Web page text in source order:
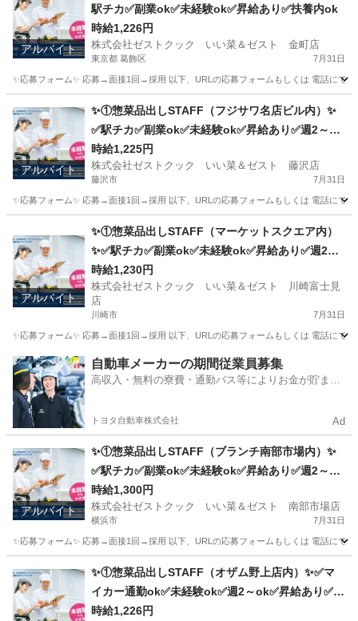
アルバイト
駅チカ✅副業ok✅未経験ok✅昇給あり✅扶養内ok
時給1,226円
株式会社ゼストクック いい菜＆ゼスト 金町店
東京都 葛飾区 7月31日
✨応募フォーム✨ 応募→面接1回→採用 以下、URLの応募フォームもしくは 電話にて
キッチン スタッフ
アルバイト
✨①惣菜品出しSTAFF（フジサワ名店ビル内）✨
✅駅チカ✅副業ok✅未経験ok✅昇給あり✅週2～ok
✅扶養内ok
時給1,225円
株式会社ゼストクック いい菜＆ゼスト 藤沢店
藤沢市 7月31日
✨応募フォーム✨ 応募→面接1回→採用 以下、URLの応募フォームもしくは 電話にて
キッチン
アルバイト
✨①惣菜品出しSTAFF（マーケットスクエア内）
✨✅駅チカ✅副業ok✅未経験ok✅昇給あり✅週2～
ok✅扶養内ok
時給1,230円
株式会社ゼストクック いい菜＆ゼスト 川崎富士見
店
川崎市 7月31日
✨応募フォーム✨ 応募→面接1回→採用 以下、URLの応募フォームもしくは 電話にて
神奈川 川崎市 キッチン スタッフ
自動車メーカーの期間従業員募集
高収入・無料の寮費・通勤バス等によりお金が貯まり
トヨタ自動車株式会社 Ad
アルバイト
✨①惣菜品出しSTAFF（ブランチ南部市場内）✨
✅駅チカ✅副業ok✅未経験ok✅昇給あり✅週2～ok
✅扶養内ok
時給1,300円
株式会社ゼストクック いい菜＆ゼスト 南部市場店
横浜市 7月31日
✨応募フォーム✨ 応募→面接1回→採用 以下、URLの応募フォームもしくは 電話にて
キッチン
✨①惣菜品出しSTAFF（オザム野上店内）✨✅マ
イカー通勤ok✅未経験ok✅週2～ok✅昇給あり✅扶
養内ok
時給1,226円